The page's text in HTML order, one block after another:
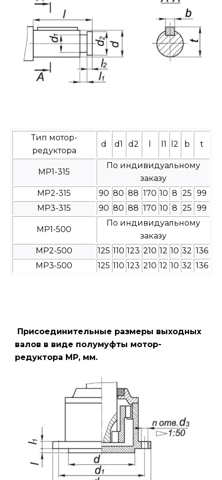
Тип мотор-
редуктора
d d1 d2 l1 l2 b t
МР1-315
По индивидуальному
заказу
МР2-315
90 80 88 170 10 8 25 99
МР3-315
90 80 88 170 10 8 25 99
МР1-500
По индивидуальному
заказу
МР2-500
125 110 123 210 12 10 32 136
МР3-500
125 110 123 210 12 10 32 136
Присоединительные размеры выходных
валов в виде полумуфты мотор-
редуктора МР, мм.